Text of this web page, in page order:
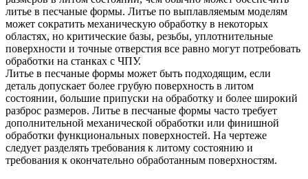
литье в песчаные формы. Литье по выплавляемым моделям
может сократить механическую обработку в некоторых
областях, но критические базы, резьбы, уплотнительные
поверхности и точные отверстия все равно могут потребовать
обработки на станках с ЧПУ.
Литье в песчаные формы может быть подходящим, если
деталь допускает более грубую поверхность в литом
состоянии, большие припуски на обработку и более широкий
разброс размеров. Литье в песчаные формы часто требует
дополнительной механической обработки или финишной
обработки функциональных поверхностей. На чертеже
следует разделять требования к литому состоянию и
требования к окончательно обработанным поверхностям.